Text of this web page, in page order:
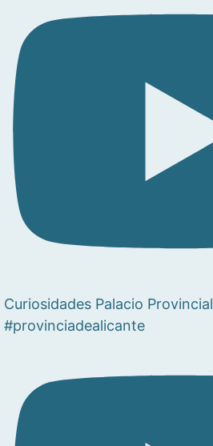
Curiosidades Palacio Provincial
#provinciadealicante